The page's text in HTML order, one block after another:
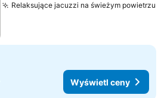
Relaksujące jacuzzi na świeżym powietrzu
Wyświetl ceny